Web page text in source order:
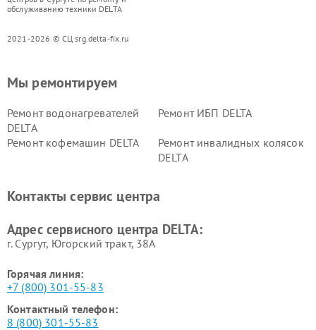
обслуживанию техники DELTA
2021-2026 © СЦ srg.delta-fix.ru
Мы ремонтируем
Ремонт водонагревателей
DELTA
Ремонт ИБП DELTA
Ремонт кофемашин DELTA
Ремонт инвалидных колясок
DELTA
Контакты сервис центра
Адрес сервисного центра DELTA:
г. Сургут, Югорский тракт, 38А
Горячая линия:
+7 (800) 301-55-83
Контактный телефон:
8 (800) 301-55-83